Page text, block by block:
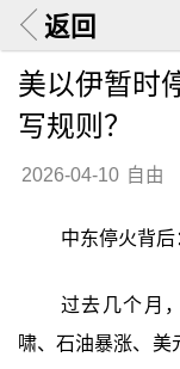
返回
美以伊暂时
写规则？
2026-04-10 自由
中东停火背后
过去几个月
啸、石油暴涨、美